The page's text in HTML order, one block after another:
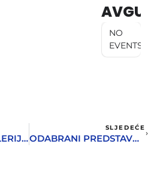
AVGUST
NO
EVENTS
IGRAJTE SE SA GALERIJOM PASARA
SLJEDEĆE
ODABRANI PREDSTAVNICI HERCEG NOVOG ZA TAKMIČANJE “CRNA GORA U RITMU EVROPE”